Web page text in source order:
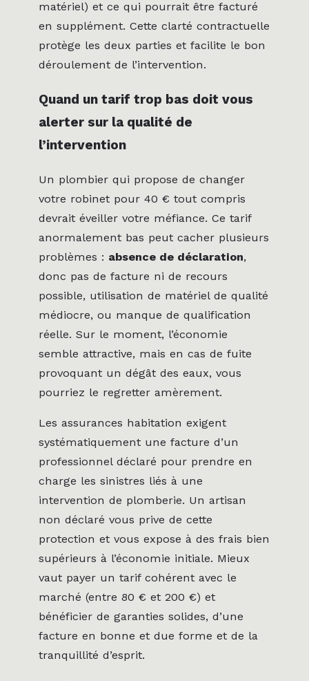
matériel) et ce qui pourrait être facturé
en supplément. Cette clarté contractuelle
protège les deux parties et facilite le bon
déroulement de l’intervention.
Quand un tarif trop bas doit vous
alerter sur la qualité de
l’intervention
Un plombier qui propose de changer
votre robinet pour 40 € tout compris
devrait éveiller votre méfiance. Ce tarif
anormalement bas peut cacher plusieurs
problèmes : absence de déclaration,
donc pas de facture ni de recours
possible, utilisation de matériel de qualité
médiocre, ou manque de qualification
réelle. Sur le moment, l’économie
semble attractive, mais en cas de fuite
provoquant un dégât des eaux, vous
pourriez le regretter amèrement.
Les assurances habitation exigent
systématiquement une facture d’un
professionnel déclaré pour prendre en
charge les sinistres liés à une
intervention de plomberie. Un artisan
non déclaré vous prive de cette
protection et vous expose à des frais bien
supérieurs à l’économie initiale. Mieux
vaut payer un tarif cohérent avec le
marché (entre 80 € et 200 €) et
bénéficier de garanties solides, d’une
facture en bonne et due forme et de la
tranquillité d’esprit.